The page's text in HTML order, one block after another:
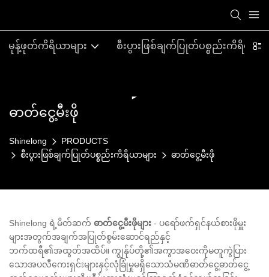
မုန့်ဖုတ်ကိရိယာများ စီးပွားဖြစ်ချက်ပြုတ်ပစ္စည်းကိရိယာမျ
ဓာတ်ငွေ့မီးဖို
Shinelong
PRODUCTS
စီးပွားဖြစ်ချက်ပြုတ်ပစ္စည်းကိရိယာများ
ဓာတ်ငွေ့မီးဖို
Shinelong ရဲ့မိတ်ဆက် ဓာတ်ငွေ့မီးဖိုများ - ပရော်ဖက်ရှင်နယ်စားဖိုမှူး
များအတွက်အချက်အပြုတ်စွမ်းဆောင်ရည်နှင့်
ဘက်ထရီ၏အထွတ်အထိပ်။ ကျွန်ုပ်တို့၏အကွာအဝေးကိုမတူကွဲပြား
သောအပလီကေးရှင်းများနှင့်လုံခြုံမှုမရှိသောသံမဏိဓာတ်ငွေ့ဓာတ်ငွေ့